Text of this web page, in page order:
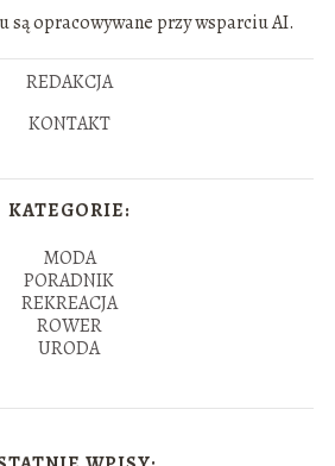
są opracowywane przy wsparciu AI.
REDAKCJA
KONTAKT
KATEGORIE:
MODA
PORADNIK
REKREACJA
ROWER
URODA